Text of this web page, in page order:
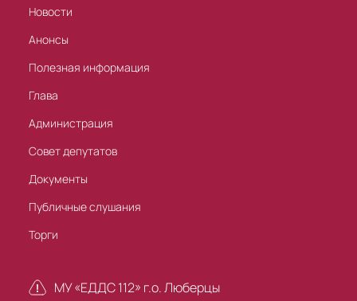
Новости
Анонсы
Полезная информация
Глава
Администрация
Совет депутатов
Документы
Публичные слушания
Торги
МУ «ЕДДС 112» г.о. Люберцы